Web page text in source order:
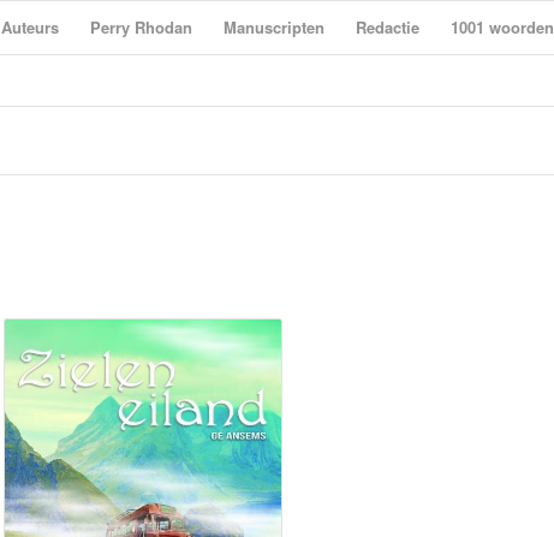
Auteurs Perry Rhodan Manuscripten Redactie 1001 woorden